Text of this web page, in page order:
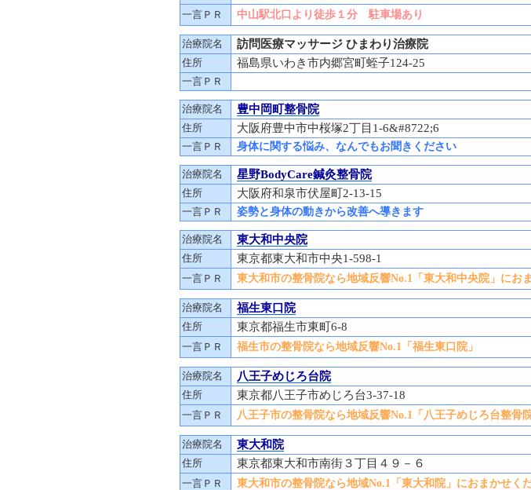
一言ＰＲ 中山駅北口より徒歩１分 駐車場あり
治療院名 訪問医療マッサージ ひまわり治療院
住所 福島県いわき市内郷宮町蛭子124-25
一言ＰＲ
治療院名 豊中岡町整骨院
住所 大阪府豊中市中桜塚2丁目1-6&#8722;6
一言ＰＲ 身体に関する悩み、なんでもお聞きください
治療院名 星野BodyCare鍼灸整骨院
住所 大阪府和泉市伏屋町2-13-15
一言ＰＲ 姿勢と身体の動きから改善へ導きます
治療院名 東大和中央院
住所 東京都東大和市中央1-598-1
一言ＰＲ 東大和市の整骨院なら地域反響No.1「東大和中央院」にお
治療院名 福生東口院
住所 東京都福生市東町6-8
一言ＰＲ 福生市の整骨院なら地域反響No.1「福生東口院」
治療院名 八王子めじろ台院
住所 東京都八王子市めじろ台3-37-18
一言ＰＲ 八王子市の整骨院なら地域反響No.1「八王子めじろ台整骨
治療院名 東大和院
住所 東京都東大和市南街３丁目４９－６
一言ＰＲ 東大和市の整骨院なら地域No.1「東大和院」におまかせく